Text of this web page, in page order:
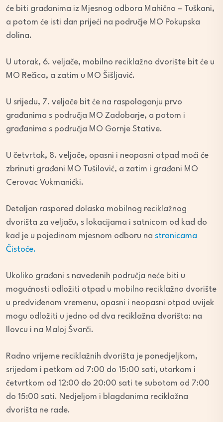
će biti građanima iz Mjesnog odbora Mahično – Tuškani,
a potom će isti dan prijeći na područje MO Pokupska
dolina.
U utorak, 6. veljače, mobilno reciklažno dvorište bit će u
MO Rečica, a zatim u MO Šišljavić.
U srijedu, 7. veljače bit će na raspolaganju prvo
građanima s područja MO Zadobarje, a potom i
građanima s područja MO Gornje Stative.
U četvrtak, 8. veljače, opasni i neopasni otpad moći će
zbrinuti građani MO Tušilović, a zatim i građani MO
Cerovac Vukmanićki.
Detaljan raspored dolaska mobilnog reciklažnog
dvorišta za veljaču, s lokacijama i satnicom od kad do
kad je u pojedinom mjesnom odboru na stranicama
Čistoće.
Ukoliko građani s navedenih područja neće biti u
mogućnosti odložiti otpad u mobilno reciklažno dvorište
u predviđenom vremenu, opasni i neopasni otpad uvijek
mogu odložiti u jedno od dva reciklažna dvorišta: na
Ilovcu i na Maloj Švarči.
Radno vrijeme reciklažnih dvorišta je ponedjeljkom,
srijedom i petkom od 7:00 do 15:00 sati, utorkom i
četvrtkom od 12:00 do 20:00 sati te subotom od 7:00
do 15:00 sati. Nedjeljom i blagdanima reciklažna
dvorišta ne rade.